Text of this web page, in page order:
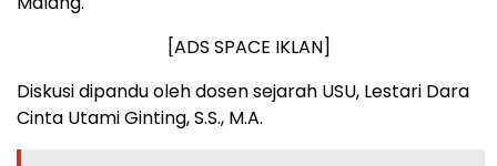
[ADS SPACE IKLAN]
Diskusi dipandu oleh dosen sejarah USU, Lestari Dara
Cinta Utami Ginting, S.S., M.A.